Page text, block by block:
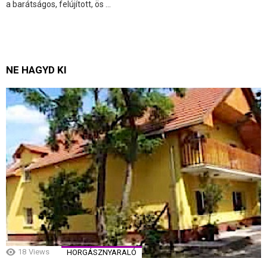
a barátságos, felújított, ös ...
NE HAGYD KI
18 Views HORGÁSZNYARALÓ